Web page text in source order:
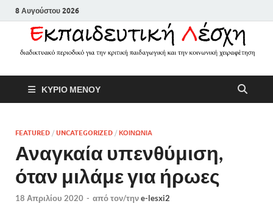
8 Αυγούστου 2026
κριτική παιδαγωγική και την
κοινωνική χειραφέτηση
ΚΥΡΙΟ ΜΕΝΟΥ
FEATURED / UNCATEGORIZED / ΚΟΙΝΩΝΙΑ
Αναγκαία υπενθύμιση,
όταν μιλάμε για ήρωες
18 Απριλίου 2020 - από τον/τηνe-lesxi2